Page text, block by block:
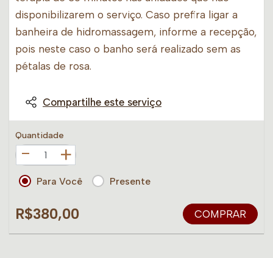
disponibilizarem o serviço. Caso prefira ligar a
banheira de hidromassagem, informe a recepção,
pois neste caso o banho será realizado sem as
pétalas de rosa.
Compartilhe este serviço
Quantidade
+
Para Você Presente
R$380,00 COMPRAR